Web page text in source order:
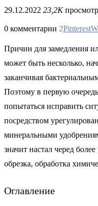
29.12.2022 23,2K
0 комментарии 2Pinterest
Причин для замедления
может быть несколько,
заканчивая
Поэтому в первую
попытаться исправить
посредством
минеральными
значит настал черед
обрезка, обработка
Оглавление